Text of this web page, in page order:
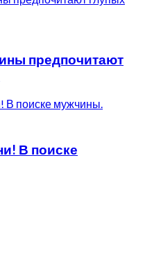
предпочитают
В поиске